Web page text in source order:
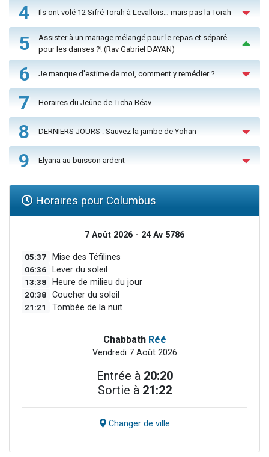
4 Ils ont volé 12 Sifré Torah à Levallois… mais pas la Torah
5
Assister à un mariage mélangé pour le repas et séparé
pour les danses ?! (Rav Gabriel DAYAN)
6 Je manque d'estime de moi, comment y remédier ?
7 Horaires du Jeûne de Ticha Béav
8 DERNIERS JOURS : Sauvez la jambe de Yohan
9 Elyana au buisson ardent
Horaires pour Columbus
7 Août 2026 - 24 Av 5786
05:37 Mise des Téfilines
06:36 Lever du soleil
13:38 Heure de milieu du jour
20:38 Coucher du soleil
21:21 Tombée de la nuit
Chabbath Réé
Vendredi 7 Août 2026
Entrée à 20:20
Sortie à 21:22
Changer de ville